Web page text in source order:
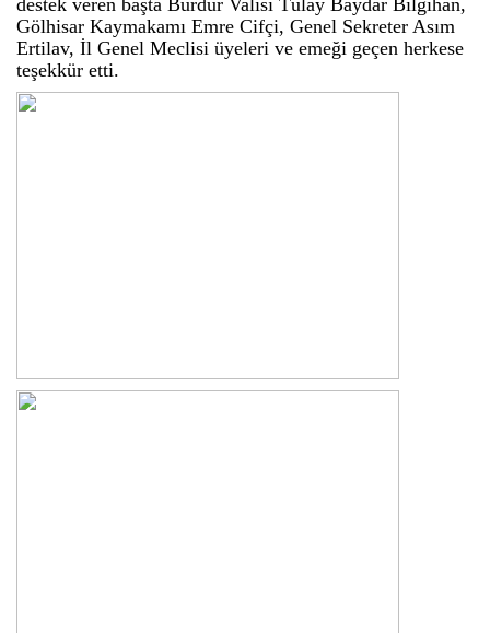
destek veren başta Burdur Valisi Tülay Baydar Bilgihan,
Gölhisar Kaymakamı Emre Cifçi, Genel Sekreter Asım
Ertilav, İl Genel Meclisi üyeleri ve emeği geçen herkese
teşekkür etti.